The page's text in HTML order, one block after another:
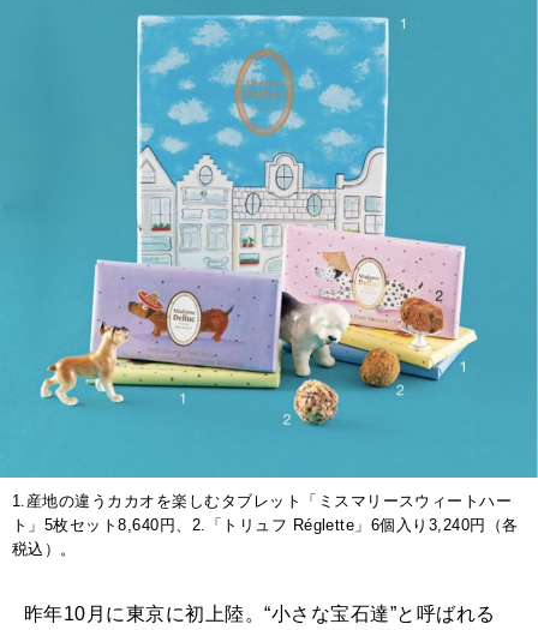
1.産地の違うカカオを楽しむタブレット「ミスマリースウィートハー
ト」5枚セット8,640円、2.「トリュフ Réglette」6個入り3,240円（各
税込）。
昨年10月に東京に初上陸。“小さな宝石達”と呼ばれる